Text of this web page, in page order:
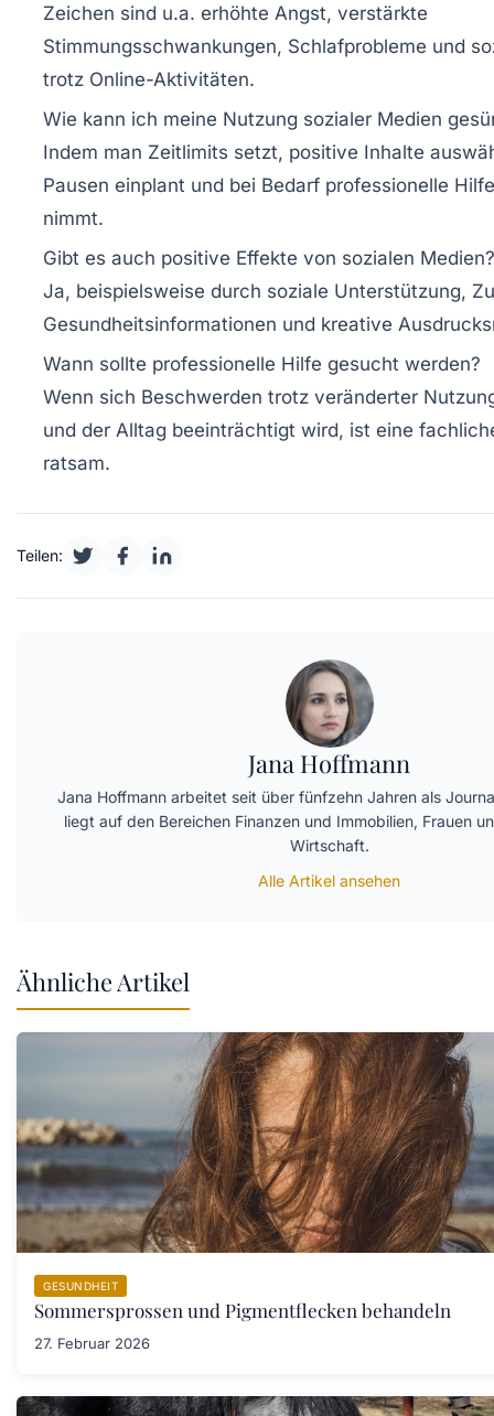
Zeichen sind u.a. erhöhte Angst, verstärkte
Stimmungsschwankungen, Schlafprobleme und
trotz Online-Aktivitäten.
Wie kann ich meine Nutzung sozialer Medien
Indem man Zeitlimits setzt, positive Inhalte
Pausen einplant und bei Bedarf professionelle
nimmt.
Gibt es auch positive Effekte von sozialen Medien?
Ja, beispielsweise durch soziale Unterstützung,
Gesundheitsinformationen und kreative
Wann sollte professionelle Hilfe gesucht werden?
Wenn sich Beschwerden trotz veränderter
und der Alltag beeinträchtigt wird, ist eine
ratsam.
Teilen:
Jana Hoffmann
Jana Hoffmann arbeitet seit über fünfzehn Jahren als
liegt auf den Bereichen Finanzen und Immobilien, Frauen
Wirtschaft.
Alle Artikel ansehen
Ähnliche Artikel
GESUNDHEIT
Sommersprossen und Pigmentflecken behandeln
27. Februar 2026